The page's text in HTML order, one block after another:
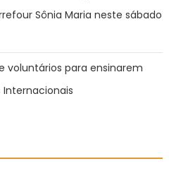
Sônia Maria neste sábado
voluntários para ensinarem
Internacionais